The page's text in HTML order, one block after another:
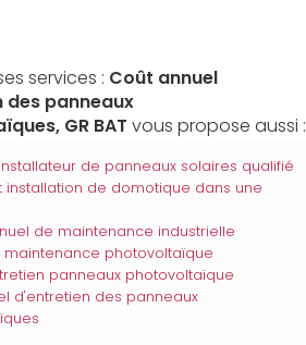
services : Coût annuel
panneaux
GR BAT vous propose aussi :
de panneaux solaires qualifié
installation de domotique dans une
de maintenance industrielle
maintenance photovoltaïque
panneaux photovoltaïque
d'entretien des panneaux